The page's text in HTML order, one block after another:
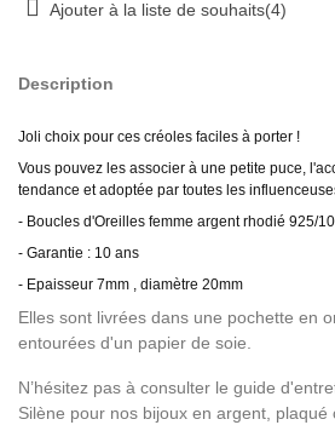
Ajouter à la liste de souhaits(4)
Description
Joli choix pour ces créoles faciles à porter !
Vous pouvez les associer à une petite puce,
tendance et adoptée par toutes les
- Boucles d'Oreilles femme argent rhodié 925/
- Garantie : 10 ans
- Epaisseur 7mm , diamètre 20mm
Elles sont livrées dans une pochette en
entourées d'un papier de soie.
N’hésitez pas à consulter le guide
Silène pour nos bijoux en argent, plaqué